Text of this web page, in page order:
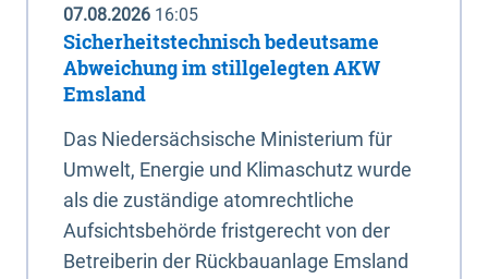
07.08.2026 16:05
Sicherheitstechnisch bedeutsame
Abweichung im stillgelegten AKW
Emsland
Das Niedersächsische Ministerium für
Umwelt, Energie und Klimaschutz wurde
als die zuständige atomrechtliche
Aufsichtsbehörde fristgerecht von der
Betreiberin der Rückbauanlage Emsland